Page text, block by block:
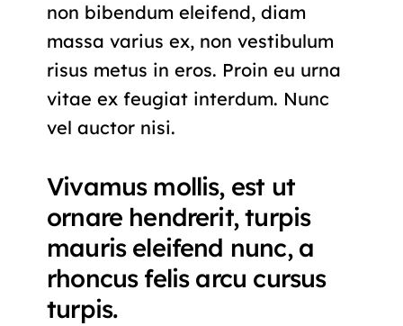
non bibendum eleifend, diam
massa varius ex, non vestibulum
risus metus in eros. Proin eu urna
vitae ex feugiat interdum. Nunc
vel auctor nisi.
Vivamus mollis, est ut
ornare hendrerit, turpis
mauris eleifend nunc, a
rhoncus felis arcu cursus
turpis.